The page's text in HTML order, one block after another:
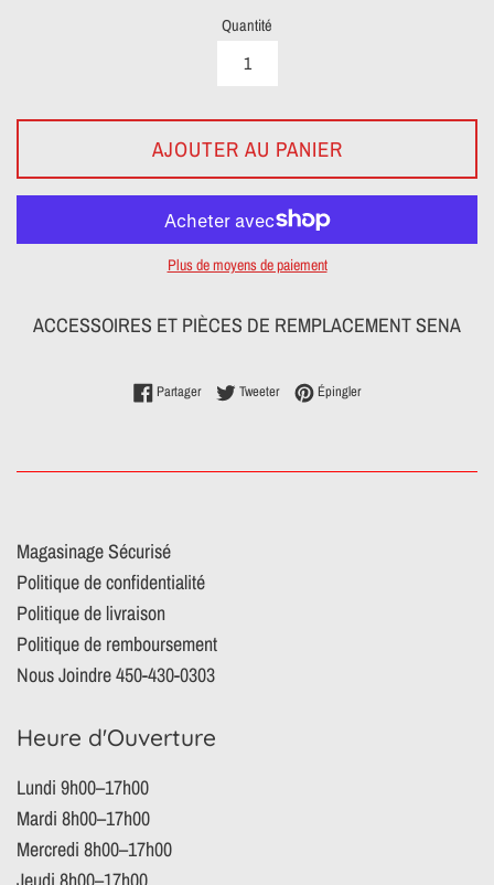
Quantité
AJOUTER AU PANIER
Plus de moyens de paiement
ACCESSOIRES ET PIÈCES DE REMPLACEMENT SENA
PartagerPartager sur Facebook
TweeterTweeter sur Twitter
ÉpinglerÉpingler sur Pinterest
Magasinage Sécurisé
Politique de confidentialité
Politique de livraison
Politique de remboursement
Nous Joindre 450-430-0303
Heure d'Ouverture
Lundi 9h00–17h00
Mardi 8h00–17h00
Mercredi 8h00–17h00